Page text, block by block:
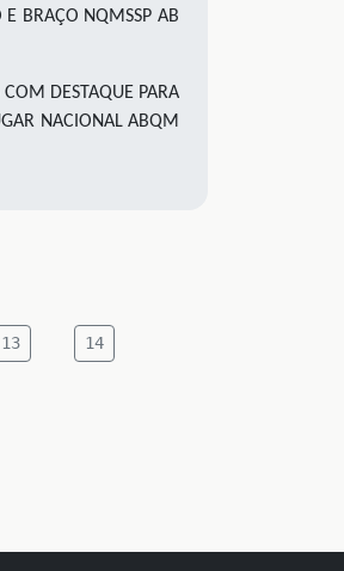
BRAÇO NQMSSP AB
DESTAQUE PARA
NACIONAL ABQM
13 14